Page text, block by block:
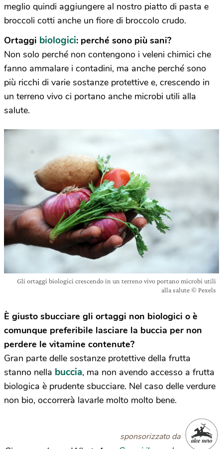
meglio quindi aggiungere al nostro piatto di pasta e
broccoli cotti anche un fiore di broccolo crudo.
Ortaggi biologici: perché sono più sani?
Non solo perché non contengono i veleni chimici che
fanno ammalare i contadini, ma anche perché sono
più ricchi di varie sostanze protettive e, crescendo in
un terreno vivo ci portano anche microbi utili alla
salute.
Gli ortaggi biologici crescendo in un terreno vivo portano microbi utili
alla salute © Pexels
È giusto sbucciare gli ortaggi non biologici o è
comunque preferibile lasciare la buccia per non
perdere le vitamine contenute?
Gran parte delle sostanze protettive della frutta
stanno nella buccia, ma non avendo accesso a frutta
biologica è prudente sbucciare. Nel caso delle verdure
non bio, occorrerà lavarle molto molto bene.
sponsorizzato da